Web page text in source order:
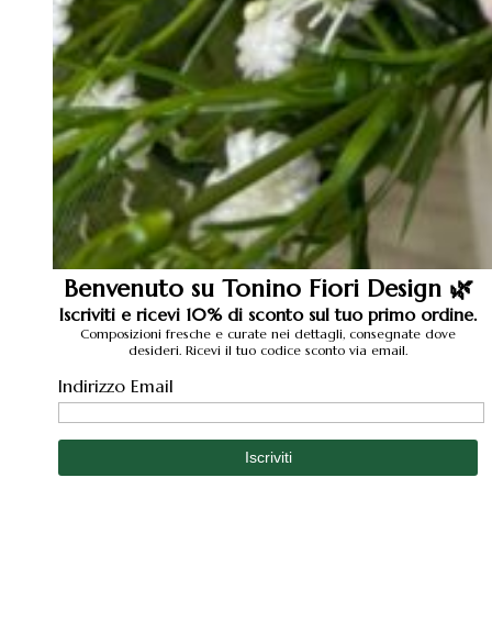
Benvenuto su Tonino Fiori Design 🌿
Iscriviti e ricevi 10% di sconto sul tuo primo ordine.
Composizioni fresche e curate nei dettagli, consegnate dove
desideri. Ricevi il tuo codice sconto via email.
Indirizzo Email